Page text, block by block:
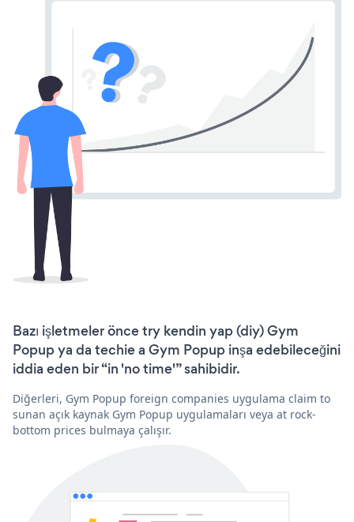
Bazı işletmeler önce try kendin yap (diy) Gym
Popup ya da techie a Gym Popup inşa edebileceğini
iddia eden bir “in 'no time'” sahibidir.
Diğerleri, Gym Popup foreign companies uygulama claim to
sunan açık kaynak Gym Popup uygulamaları veya at rock-
bottom prices bulmaya çalışır.